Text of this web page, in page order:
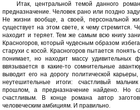
Итак, центральной темой данного
предназначение. Человек рано или поздно
Не жизни вообще, а своей, персональной
существует на этом свете, к чему стремится.
находит и теряет. Тем же самым всю книгу
Красногоров, который чудесным образом
старухи с косой. Красногоров пытается понять
понимает, но находит массу
ввязывается в какие-то сомнительные
выводит его на дорогу политической
неутешительные итоги: счастливый
прошлом, а предназначение найдено. Но
счастливым. В конце романа автор
человеческим амбициям. И правильно.